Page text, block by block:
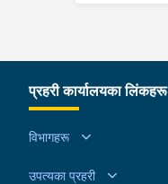
प्रहरी कार्यालयका लिंकहरू
विभागहरू
उपत्यका प्रहरी